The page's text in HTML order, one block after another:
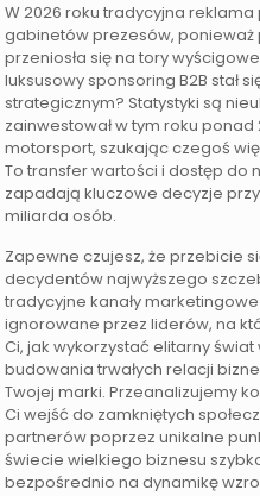
W 2026 roku tradycyjna
gabinetów prezesów, ponieważ
przeniosła się na tory
luksusowy sponsoring B2B stał
strategicznym? Statystyki są
zainwestował w tym roku ponad
motorsport, szukając czegoś
To transfer wartości i dostęp do
zapadają kluczowe decyzje
miliarda osób.
Zapewne czujesz, że przebicie
decydentów najwyższego
tradycyjne kanały
ignorowane przez liderów, na
Ci, jak wykorzystać elitarny
budowania trwałych relacji
Twojej marki. Przeanalizujemy
Ci wejść do zamkniętych
partnerów poprzez unikalne
świecie wielkiego biznesu
bezpośrednio na dynamikę